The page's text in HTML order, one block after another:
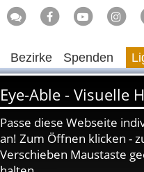
Bezirke Spenden